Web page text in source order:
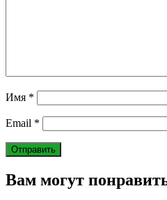
Имя *
Email *
Вам могут